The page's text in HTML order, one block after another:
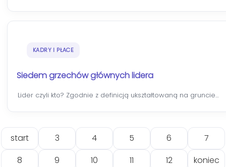
KADRY I PŁACE
Siedem grzechów głównych lidera
Lider czyli kto? Zgodnie z definicją ukształtowaną na gruncie…
start 3 4 5 6
7
8
9 10 11 12 koniec